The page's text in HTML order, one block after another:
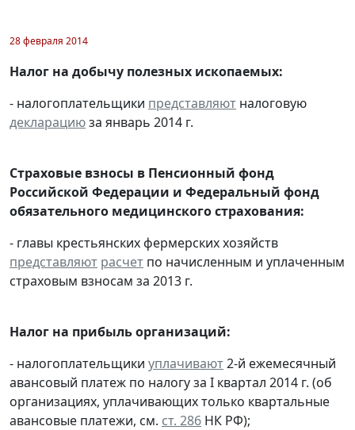
28 февраля 2014
Налог на добычу полезных ископаемых:
- налогоплательщики представляют налоговую
декларациюза январь 2014 г.
Страховые взносы в Пенсионный фонд
Российской Федерации и Федеральный фонд
обязательного медицинского страхования:
- главы крестьянских фермерских хозяйств
представляют расчет по начисленным и уплаченным
страховым взносам за 2013 г.
Налог на прибыль организаций:
- налогоплательщики уплачивают2-й ежемесячный
авансовый платеж по налогу за I квартал 2014 г. (об
организациях, уплачивающих только квартальные
авансовые платежи, см. ст. 286 НК РФ);